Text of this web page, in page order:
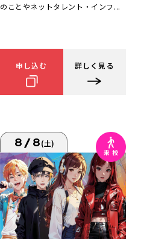
のことやネットタレント・インフ...
申し込む 詳しく見る
8/8(土)